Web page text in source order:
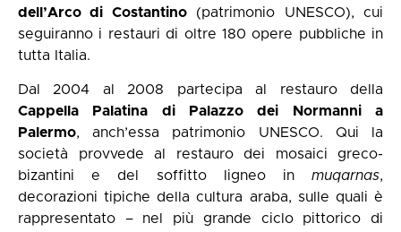
dell’Arco di Costantino(patrimonio UNESCO), cui
seguiranno i restauri di oltre 180 opere pubbliche in
tutta Italia.
Dal 2004 al 2008 partecipa al restauro della
Cappella Palatina di Palazzo dei Normanni a
Palermo, anch’essa patrimonio UNESCO. Qui la
società provvede al restauro dei mosaici greco-
bizantini e del soffitto ligneo in muqarnas,
decorazioni tipiche della cultura araba, sulle quali è
rappresentato – nel più grande ciclo pittorico di